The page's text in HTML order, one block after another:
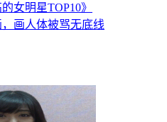
女明星TOP10》
画人体被骂无底线